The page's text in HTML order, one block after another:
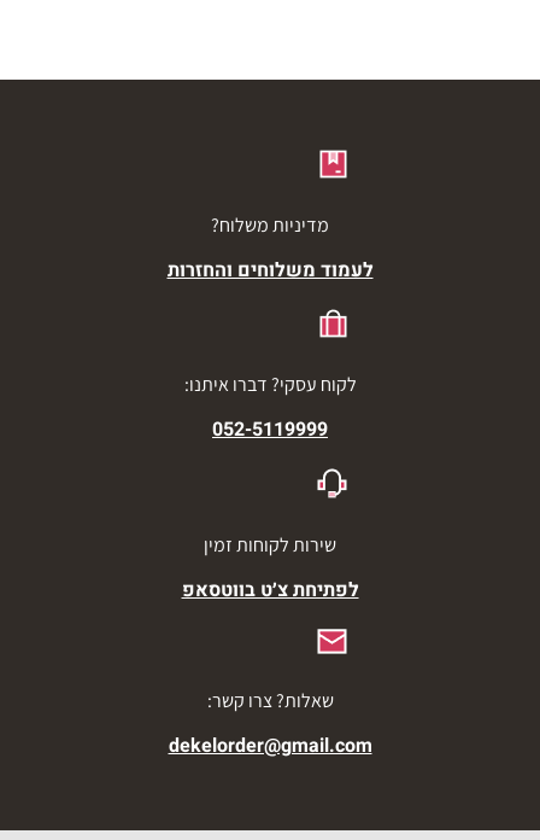
מדיניות משלוח?
לעמוד משלוחים והחזרות
לקוח עסקי? דברו איתנו:
052-5119999
שירות לקוחות זמין
לפתיחת צ׳ט בווטסאפ
שאלות? צרו קשר:
dekelorder@gmail.com